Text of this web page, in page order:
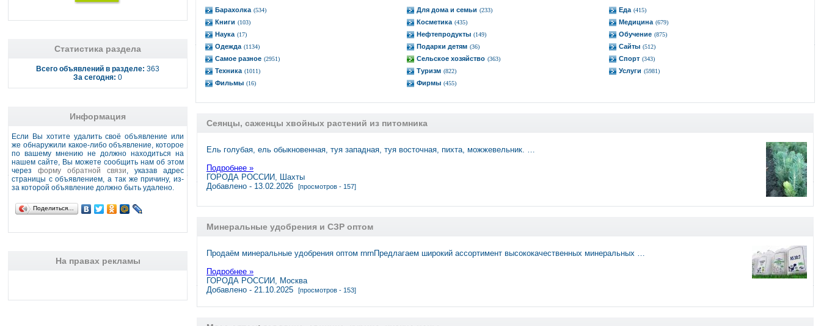
Статистика раздела
Всего объявлений в разделе: 363
За сегодня: 0
Информация
Если Вы хотите удалить своё объявление или
же обнаружили какое-либо объявление, которое
по вашему мнению не должно находиться на
нашем сайте, Вы можете сообщить нам об этом
через форму обратной связи, указав адрес
страницы с объявлением, а так же причину, из-
за которой объявление должно быть удалено.
Поделиться…
На правах рекламы
Барахолка (534) Для дома и семьи (233) Еда (415)
Книги (103) Косметика (435) Медицина (679)
Наука (17) Нефтепродукты (149) Обучение (875)
Одежда (1134) Подарки детям (36) Сайты (512)
Самое разное (2951) Сельское хозяйство (363) Спорт (343)
Техника (1011) Туризм (822) Услуги (5981)
Фильмы (16) Фирмы (455)
Сеянцы, саженцы хвойных растений из питомника
Ель голубая, ель обыкновенная, туя западная, туя восточная, пихта, можжевельник. …
Подробнее »
ГОРОДА РОССИИ, Шахты
Добавлено - 13.02.2026
[просмотров - 157]
Минеральные удобрения и СЗР оптом
Продаём минеральные удобрения оптом rnrnПредлагаем широкий ассортимент высококачественных минеральных …
Подробнее »
ГОРОДА РОССИИ, Москва
Добавлено - 21.10.2025
[просмотров - 153]